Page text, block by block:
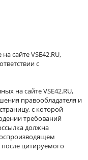
сайте VSE42.RU,
с
на сайте VSE42.RU,
правообладателя и
с которой
требований
должна
цитируемого